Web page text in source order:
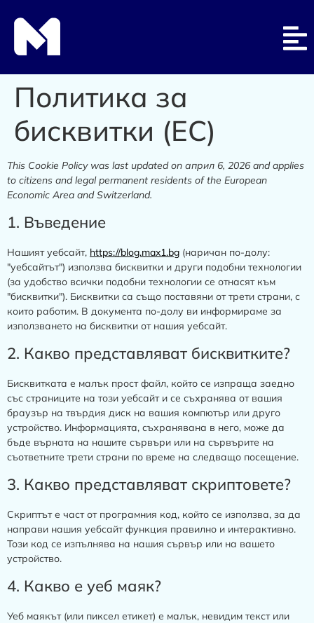
Политика за
бисквитки (ЕС)
This Cookie Policy was last updated on април 6, 2026 and applies
to citizens and legal permanent residents of the European
Economic Area and Switzerland.
1. Въведение
Нашият уебсайт, https://blog.max1.bg (наричан по-долу:
"уебсайтът") използва бисквитки и други подобни технологии
(за удобство всички подобни технологии се отнасят към
"бисквитки"). Бисквитки са също поставяни от трети страни, с
които работим. В документа по-долу ви информираме за
използването на бисквитки от нашия уебсайт.
2. Какво представляват бисквитките?
Бисквитката е малък прост файл, който се изпраща заедно
със страниците на този уебсайт и се съхранява от вашия
браузър на твърдия диск на вашия компютър или друго
устройство. Информацията, съхранявана в него, може да
бъде върната на нашите сървъри или на сървърите на
съответните трети страни по време на следващо посещение.
3. Какво представляват скриптовете?
Скриптът е част от програмния код, който се използва, за да
направи нашия уебсайт функция правилно и интерактивно.
Този код се изпълнява на нашия сървър или на вашето
устройство.
4. Какво е уеб маяк?
Уеб маякът (или пиксел етикет) е малък, невидим текст или